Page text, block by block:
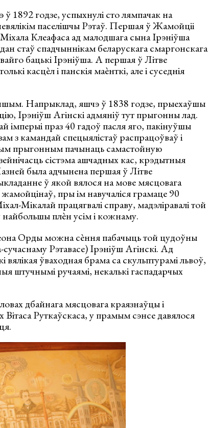
ў 1892 годзе, успыхнулі сто лямпачак на
паселішчы Рэтаў. Першая ў Жамойціі
Клеафаса ад малодшага сына Ірэніўша
стаў спадчыннікам беларускага смаргонскага
бацькі Ірэніўша. А першая ў Літве
касцѐл і панскія маѐнткі, але і суседнія
Напрыклад, яшчэ ў 1838 годзе, прыехаўшы
Ірэніўш Агінскі адмяніў тут прыгонны лад.
імперыі праз 40 гадоў пасля яго, пакінуўшы
з камандай спецыялістаў распрацоўваў і
прыгонным пачынаць самастойную
сістэма ашчадных кас, крэдытныя
была адчынена першая ў Літве
ў якой вялося на мове мясцовага
пры ім навучаліся грамаце 90
Мікалай працягвалі справу, мадэліравалі той
найбольшы плѐн усім і кожнаму.
Орды можна сѐння пабачыць той цудоўны
сучаснаму Рэтавасе) Ірэніўш Агінскі. Ад
вялікая ўваходная брама са скульптурамі львоў,
штучнымі ручаямі, некалькі гаспадарчых
дбайнага мясцовага краязнаўцы і
Вітаса Руткаўскаса, у прамым сэнсе давялося